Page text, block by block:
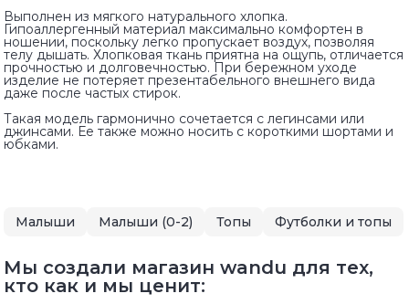
Выполнен из мягкого натурального хлопка.
Гипоаллергенный материал максимально комфортен в
ношении, поскольку легко пропускает воздух, позволяя
телу дышать. Хлопковая ткань приятна на ощупь, отличается
прочностью и долговечностью. При бережном уходе
изделие не потеряет презентабельного внешнего вида
даже после частых стирок.
Такая модель гармонично сочетается с легинсами или
джинсами. Ее также можно носить с короткими шортами и
юбками.
Малыши Малыши (0-2) Топы Футболки и топы
Мы создали магазин wandu для тех,
кто как и мы ценит: